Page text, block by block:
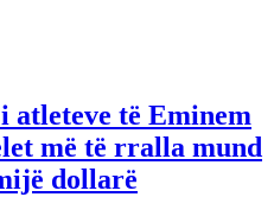
atleteve të Eminem
më të rralla mund
dollarë